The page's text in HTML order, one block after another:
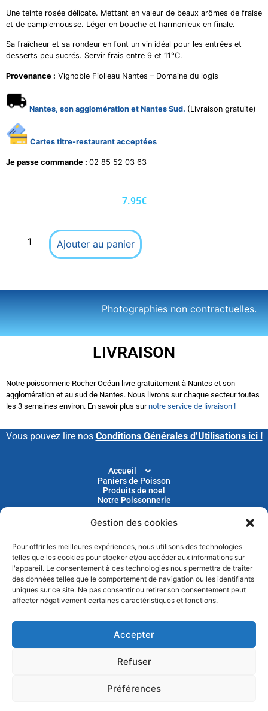
Gestion des cookies
Pour offrir les meilleures expériences, nous utilisons des technologies
telles que les cookies pour stocker et/ou accéder aux informations sur
l'appareil. Le consentement à ces technologies nous permettra de traiter
des données telles que le comportement de navigation ou les identifiants
uniques sur ce site. Ne pas consentir ou retirer son consentement peut
affecter négativement certaines caractéristiques et fonctions.
Accepter
Refuser
Préférences
Une teinte rosée délicate. Mettant en valeur de beaux arômes de fraise
et de pamplemousse. Léger en bouche et harmonieux en finale.
Sa fraîcheur et sa rondeur en font un vin idéal pour les entrées et
desserts peu sucrés. Servir frais entre 9 et 11°C.
Provenance : Vignoble Fiolleau Nantes – Domaine du logis
Nantes, son agglomération et Nantes Sud. (Livraison gratuite)
Cartes titre-restaurant acceptées
Je passe commande : 02 85 52 03 63
7.95€
Ajouter au panier
Photographies non contractuelles.
LIVRAISON
Notre poissonnerie Rocher Océan livre gratuitement à Nantes et son
agglomération et au sud de Nantes. Nous livrons sur chaque secteur toutes
les 3 semaines environ. En savoir plus surnotre service de livraison !
Vous pouvez lire nos Conditions Générales d’Utilisations ici !
Accueil
Paniers de Poisson
Produits de noel
Notre Poissonnerie
Livraison
Blog
Devenir Client
Parrainage
Abonnez-vous à notre newsletter pour recevoir nos
actus et nos promotions chaque mois